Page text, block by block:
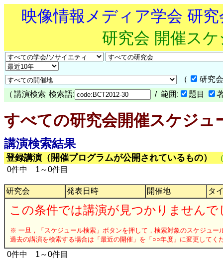
映像情報メディア学会 研
研究会 開催ス
（
研究
（ 講演検索 検索語: / 範囲: 題目
すべての研究会開催スケジュ
講演検索結果
登録講演（開催プログラムが公開されているもの）
0件中 1～0件目
研究会 発表日時 開催地 タ
この条件では講演が見つかりませんで
※ 一旦，「スケジュール検索」ボタンを押して，検索対象のスケジュー
過去の講演を検索する場合は「最近の開催」を「○○年度」に変更してく
0件中 1～0件目